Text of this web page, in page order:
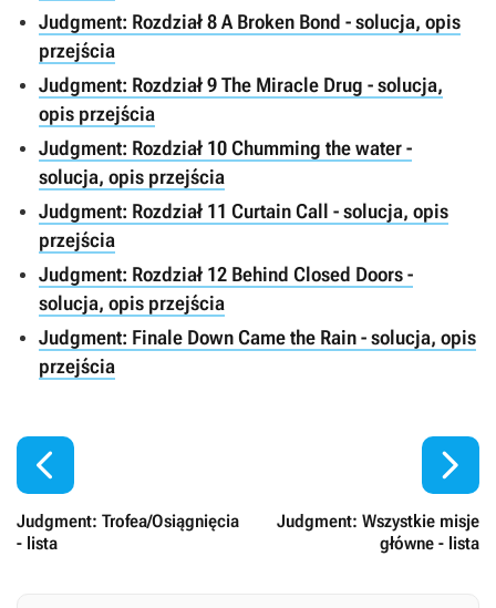
Judgment: Rozdział 8 A Broken Bond - solucja, opis
przejścia
Judgment: Rozdział 9 The Miracle Drug - solucja,
opis przejścia
Judgment: Rozdział 10 Chumming the water -
solucja, opis przejścia
Judgment: Rozdział 11 Curtain Call - solucja, opis
przejścia
Judgment: Rozdział 12 Behind Closed Doors -
solucja, opis przejścia
Judgment: Finale Down Came the Rain - solucja, opis
przejścia

Judgment: Trofea/Osiągnięcia
- lista
Judgment: Wszystkie misje
główne - lista
